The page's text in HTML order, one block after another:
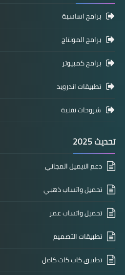
برامج اساسية
برامج المونتاج
برامج كمبيوتر
تطبيقات اندرويد
شروحات تقنية
تحديث 2025
دعم الايميل المجاني
تحميل واتساب ذهبي
تحميل واتساب عمر
تطبيقات التصميم
تطبيق كاب كات كامل